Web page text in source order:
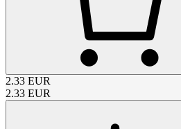
2.33 EUR
2.33 EUR